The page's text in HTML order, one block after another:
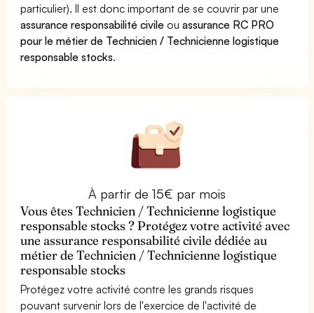
particulier). Il est donc important de se couvrir par une
assurance responsabilité civile ouassurance RC PRO
pour le métier de Technicien / Technicienne logistique
responsable stocks.
À partir de 15€ par mois
Vous êtes Technicien / Technicienne logistique
responsable stocks ? Protégez votre activité avec
une assurance responsabilité civile dédiée au
métier de Technicien / Technicienne logistique
responsable stocks
Protégez votre activité contre les grands risques
pouvant survenir lors de l'exercice de l'activité de